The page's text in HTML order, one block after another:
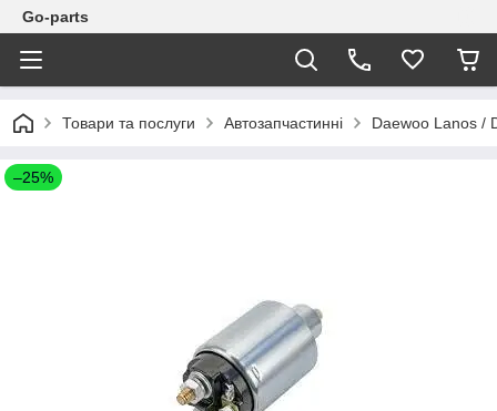
Go-parts
Товари та послуги Автозапчастинні Daewoo Lanos /
–25%